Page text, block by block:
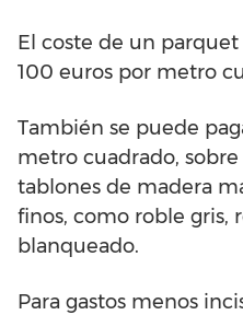
El coste de un
100 euros por metro
También se puede
metro cuadrado,
tablones de madera
finos, como roble gris,
blanqueado.
Para gastos menos